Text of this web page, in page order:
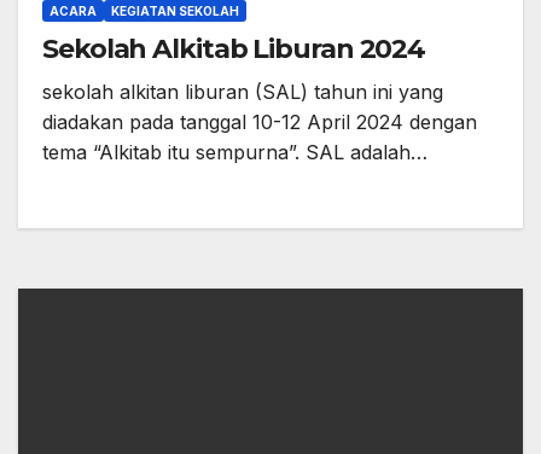
ACARA KEGIATAN SEKOLAH
Sekolah Alkitab Liburan 2024
sekolah alkitan liburan (SAL) tahun ini yang
diadakan pada tanggal 10-12 April 2024 dengan
tema “Alkitab itu sempurna”. SAL adalah…